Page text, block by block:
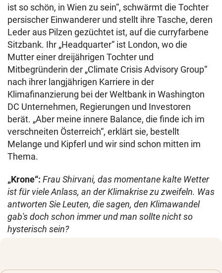
ist so schön, in Wien zu sein“, schwärmt die Tochter
persischer Einwanderer und stellt ihre Tasche, deren
Leder aus Pilzen gezüchtet ist, auf die curryfarbene
Sitzbank. Ihr „Headquarter“ ist London, wo die
Mutter einer dreijährigen Tochter und
Mitbegründerin der „Climate Crisis Advisory Group“
nach ihrer langjährigen Karriere in der
Klimafinanzierung bei der Weltbank in Washington
DC Unternehmen, Regierungen und Investoren
berät. „Aber meine innere Balance, die finde ich im
verschneiten Österreich“, erklärt sie, bestellt
Melange und Kipferl und wir sind schon mitten im
Thema.
„Krone“: Frau Shirvani, das momentane kalte Wetter
ist für viele Anlass, an der Klimakrise zu zweifeln. Was
antworten Sie Leuten, die sagen, den Klimawandel
gab's doch schon immer und man sollte nicht so
hysterisch sein?